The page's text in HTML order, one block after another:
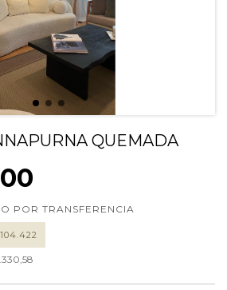
QUEMADA
POR TRANSFERENCIA